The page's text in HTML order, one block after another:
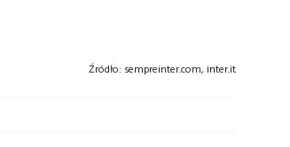
Źródło: sempreinter.com, inter.it